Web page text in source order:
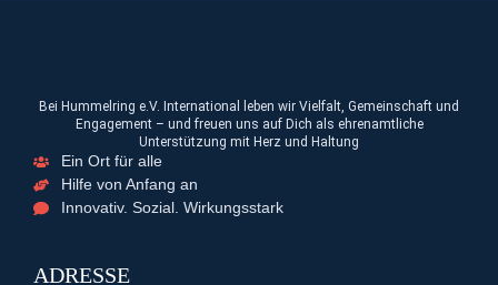
Bei Hummelring e.V. International leben wir Vielfalt, Gemeinschaft und
Engagement – und freuen uns auf Dich als ehrenamtliche
Unterstützung mit Herz und Haltung
Ein Ort für alle
Hilfe von Anfang an
Innovativ. Sozial. Wirkungsstark
ADRESSE